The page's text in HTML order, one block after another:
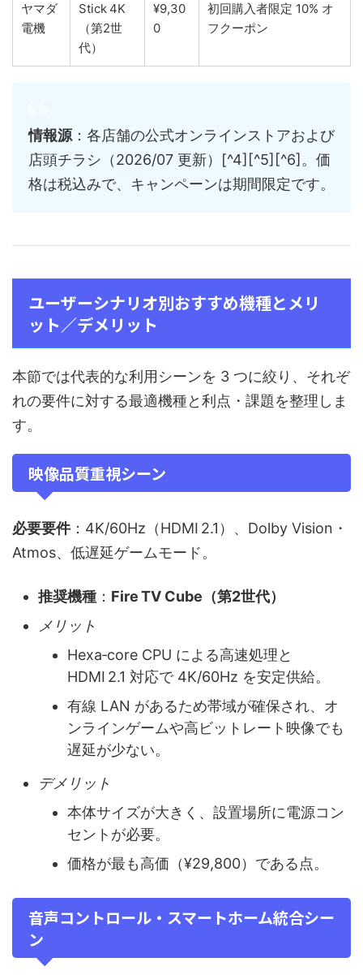
ヤマダ
電機
Stick 4K
（第2世
代）
¥9,30
0
初回購入者限定 10% オ
フクーポン
情報源：各店舗の公式オンラインストアおよび
店頭チラシ（2026/07 更新）[^4][^5][^6]。価
格は税込みで、キャンペーンは期間限定です。
ユーザーシナリオ別おすすめ機種とメリ
ット／デメリット
本節では代表的な利用シーンを 3 つに絞り、それぞ
れの要件に対する最適機種と利点・課題を整理しま
す。
映像品質重視シーン
必要要件：4K/60Hz（HDMI 2.1）、Dolby Vision・
Atmos、低遅延ゲームモード。
推奨機種 ： Fire TV Cube（第2世代）
メリット
Hexa‑core CPU による高速処理と
HDMI 2.1 対応で 4K/60Hz を安定供給。
有線 LAN があるため帯域が確保され、オ
ンラインゲームや高ビットレート映像でも
遅延が少ない。
デメリット
本体サイズが大きく、設置場所に電源コン
セントが必要。
価格が最も高価（¥29,800）である点。
音声コントロール・スマートホーム統合シー
ン